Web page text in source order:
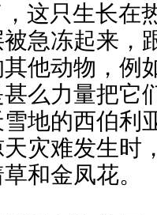
这只生长在
急冻起来，
他动物，例
么力量把它
地的西伯利
灾难发生时
和金凤花。